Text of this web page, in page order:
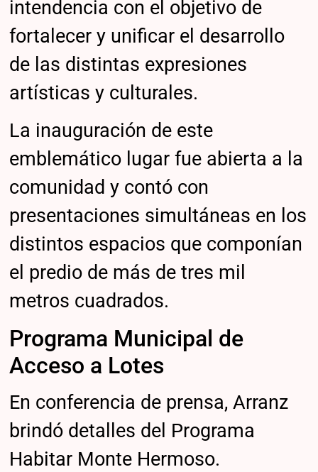
intendencia con el objetivo de
fortalecer y unificar el desarrollo
de las distintas expresiones
artísticas y culturales.
La inauguración de este
emblemático lugar fue abierta a la
comunidad y contó con
presentaciones simultáneas en los
distintos espacios que componían
el predio de más de tres mil
metros cuadrados.
Programa Municipal de
Acceso a Lotes
En conferencia de prensa, Arranz
brindó detalles del Programa
Habitar Monte Hermoso.